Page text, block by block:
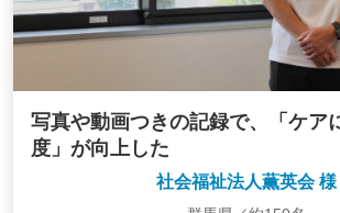
写真や動画つきの記録で、「ケア
度」が向上した
社会福祉法人薫英会 様